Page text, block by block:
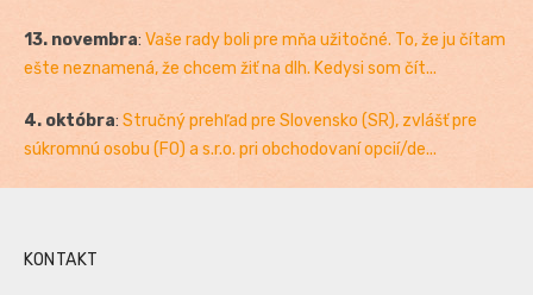
13. novembra: Vaše rady boli pre mňa užitočné. To, že ju čítam
ešte neznamená, že chcem žiť na dlh. Kedysi som čít...
4. októbra: Stručný prehľad pre Slovensko (SR), zvlášť pre
súkromnú osobu (FO) a s.r.o. pri obchodovaní opcií/de...
KONTAKT